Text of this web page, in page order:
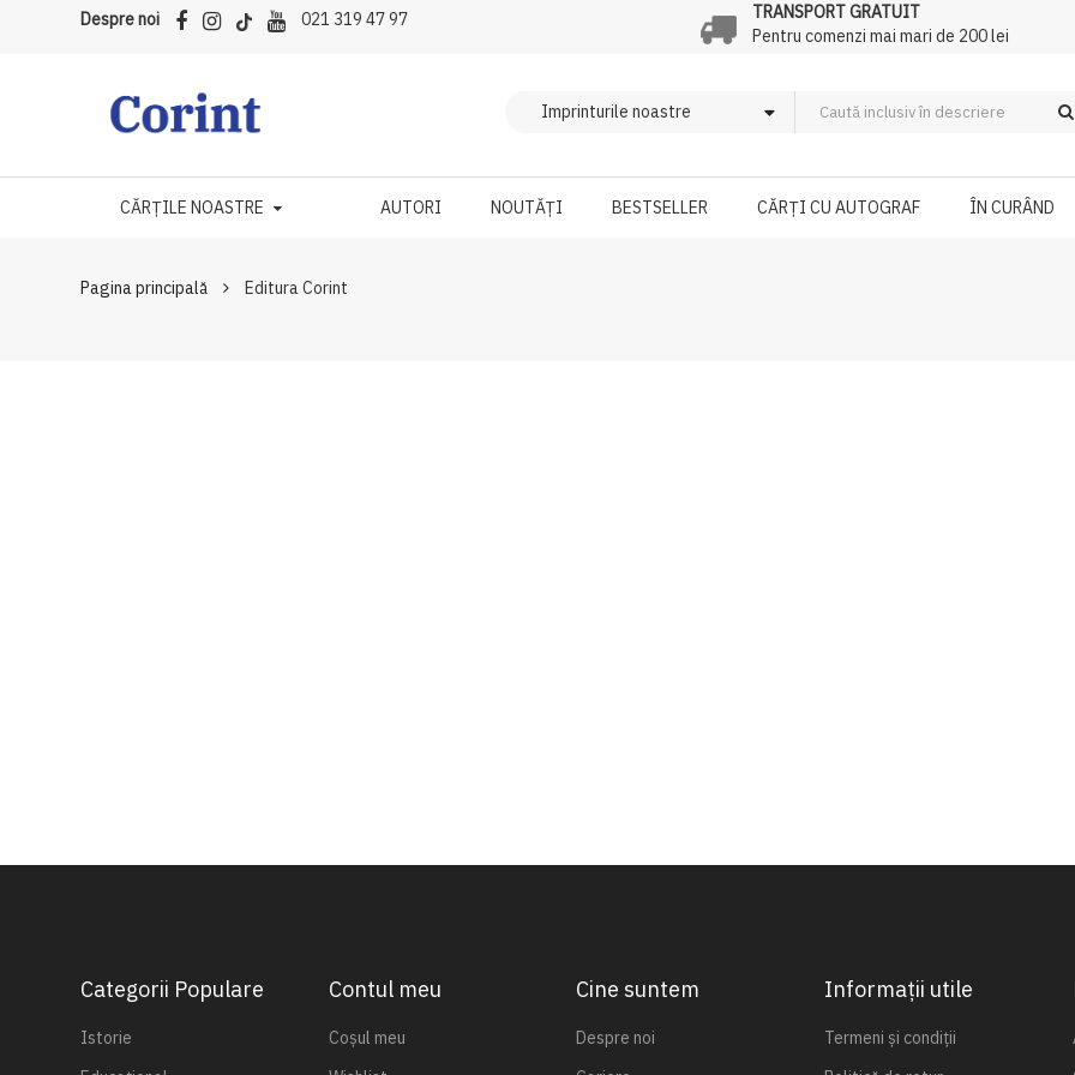
Despre noi 021 319 47 97
TRANSPORT GRATUIT
Pentru comenzi mai mari de 200 lei
CĂRȚILE NOASTRE AUTORI NOUTĂȚI BESTSELLER CĂRȚI CU AUTOGRAF ÎN CURÂND
Pagina principală Editura Corint
Categorii Populare
Istorie
Contul meu
Coșul meu
Cine suntem
Despre noi
Informații utile
Termeni și condiții